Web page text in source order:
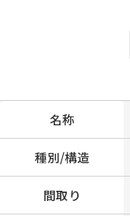
名称
種別/構造
間取り